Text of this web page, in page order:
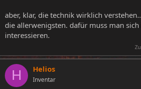
aber, klar, die technik wirklich
die allerwenigsten. dafür muss man
interessieren.
H Helios
Inventar